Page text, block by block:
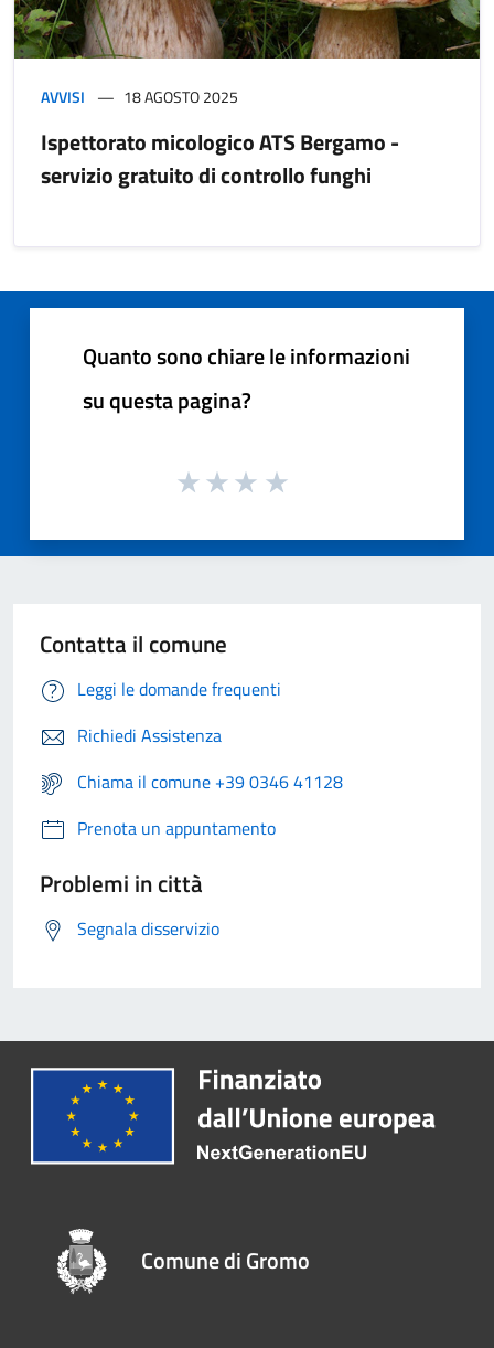
AVVISI 18 AGOSTO 2025
Ispettorato micologico ATS Bergamo -
servizio gratuito di controllo funghi
Quanto sono chiare le informazioni
su questa pagina?
Contatta il comune
Leggi le domande frequenti
Richiedi Assistenza
Chiama il comune +39 0346 41128
Prenota un appuntamento
Problemi in città
Segnala disservizio
Comune di Gromo